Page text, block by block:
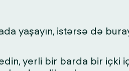
yaşayın, istərsə də
yerli bir barda bir içki